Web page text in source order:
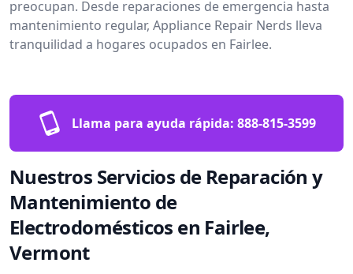
preocupan. Desde reparaciones de emergencia hasta
mantenimiento regular, Appliance Repair Nerds lleva
tranquilidad a hogares ocupados en Fairlee.
Llama para ayuda rápida: 888-815-3599
Nuestros Servicios de Reparación y
Mantenimiento de
Electrodomésticos en Fairlee,
Vermont